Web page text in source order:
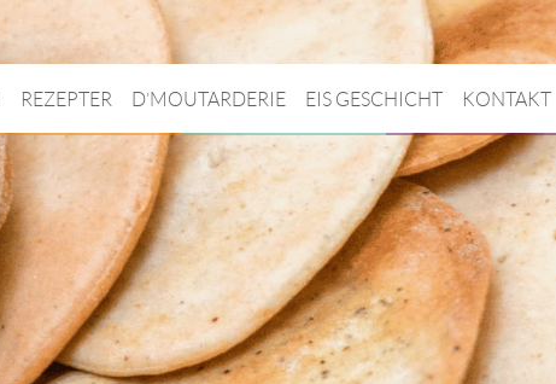
REZEPTER D’MOUTARDERIE EIS GESCHICHT KONTAKT